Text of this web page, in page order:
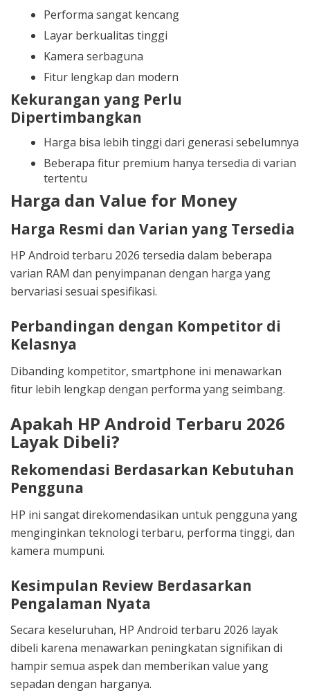
Performa sangat kencang
Layar berkualitas tinggi
Kamera serbaguna
Fitur lengkap dan modern
Kekurangan yang Perlu
Dipertimbangkan
Harga bisa lebih tinggi dari generasi sebelumnya
Beberapa fitur premium hanya tersedia di varian
tertentu
Harga dan Value for Money
Harga Resmi dan Varian yang Tersedia
HP Android terbaru 2026 tersedia dalam beberapa
varian RAM dan penyimpanan dengan harga yang
bervariasi sesuai spesifikasi.
Perbandingan dengan Kompetitor di
Kelasnya
Dibanding kompetitor, smartphone ini menawarkan
fitur lebih lengkap dengan performa yang seimbang.
Apakah HP Android Terbaru 2026
Layak Dibeli?
Rekomendasi Berdasarkan Kebutuhan
Pengguna
HP ini sangat direkomendasikan untuk pengguna yang
menginginkan teknologi terbaru, performa tinggi, dan
kamera mumpuni.
Kesimpulan Review Berdasarkan
Pengalaman Nyata
Secara keseluruhan, HP Android terbaru 2026 layak
dibeli karena menawarkan peningkatan signifikan di
hampir semua aspek dan memberikan value yang
sepadan dengan harganya.